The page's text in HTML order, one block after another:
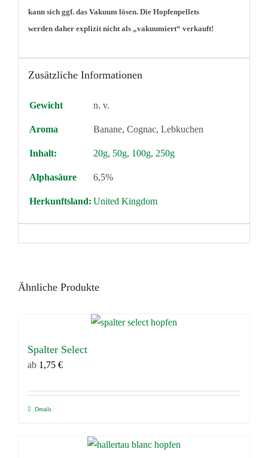
kann sich ggf. das Vakuum lösen. Die Hopfenpellets
werdendaher explizit nicht als „vakuumiert“ verkauft!
Zusätzliche Informationen
Gewicht n. v.
Aroma Banane, Cognac, Lebkuchen
Inhalt: 20g, 50g, 100g, 250g
Alphasäure 6,5%
Herkunftsland: United Kingdom
Ähnliche Produkte
Spalter Select
ab 1,75 €
Dieses
Details